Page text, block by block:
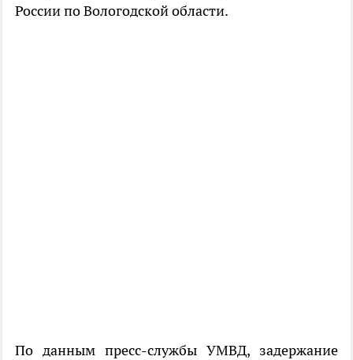
России по Вологодской области.
По данным пресс-службы УМВД, задержание